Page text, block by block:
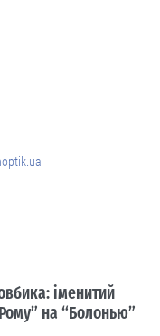
іменитий
на “Болонью”